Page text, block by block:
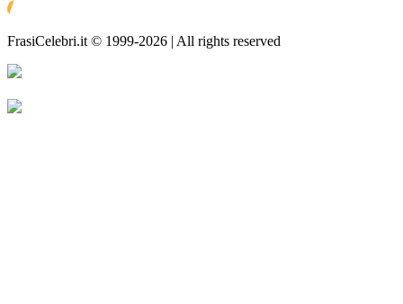
FrasiCelebri.it © 1999-2026 | All rights reserved